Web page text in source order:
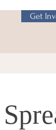
Get